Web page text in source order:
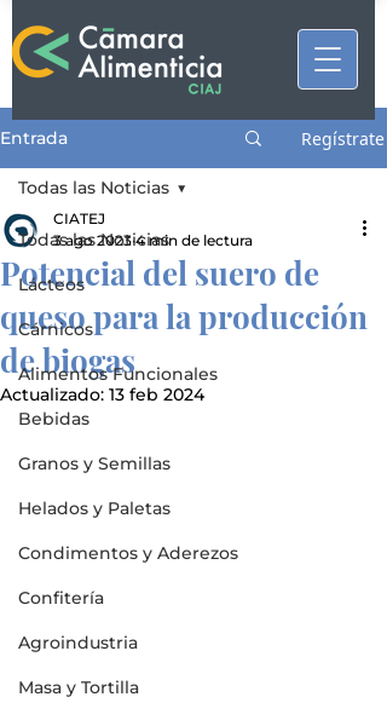
Entrada Regístrate
Todas las Noticias
Lácteos
Cárnicos
Alimentos Funcionales
Bebidas
Granos y Semillas
Helados y Paletas
Condimentos y Aderezos
Confitería
Agroindustria
Masa y Tortilla
Todas las Noticias
Potencial del suero de
queso para la producción
de biogas
CIATEJ
3 ago 2023 4 min de lectura
Actualizado: 13 feb 2024